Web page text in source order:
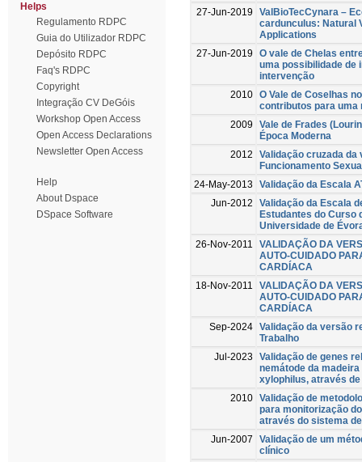
Helps
Regulamento RDPC
Guia do Utilizador RDPC
Depósito RDPC
Faq's RDPC
Copyright
Integração CV DeGóis
Workshop Open Access
Open Access Declarations
Newsletter Open Access
Help
About Dspace
DSpace Software
27-Jun-2019
ValBioTecCynara –
cardunculus: Natural
Applications
27-Jun-2019
O vale de Chelas
uma possibilidade de
intervenção
2010 O Vale de Coselhas
contributos para uma
2009
Vale de Frades
Época Moderna
2012
Validação cruzada da
Funcionamento
24-May-2013
Validação da Escala
Jun-2012
Validação da Escala
Estudantes do Curso
Universidade de
26-Nov-2011
VALIDAÇÃO DA
AUTO-CUIDADO
CARDÍACA
18-Nov-2011
VALIDAÇÃO DA
AUTO-CUIDADO
CARDÍACA
Sep-2024 Validação da versão
Trabalho
Jul-2023
Validação de genes
nemátode da
xylophilus, através
2010 Validação de
para monitorização
através do sistema
Jun-2007
Validação de um
clínico